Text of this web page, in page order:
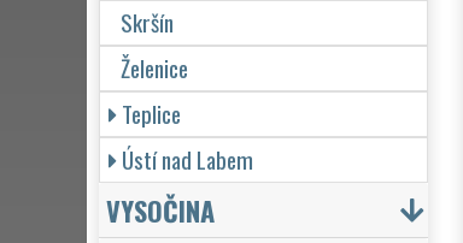
Skršín
Želenice
Teplice
Ústí nad Labem
VYSOČINA